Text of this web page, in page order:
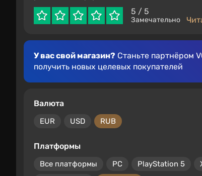
5 / 5
Замечательно
У вас свой магазин? Станьте партнёром
получить новых целевых покупателей
Валюта
EUR USD RUB
Платформы
Все платформы PC PlayStation 5